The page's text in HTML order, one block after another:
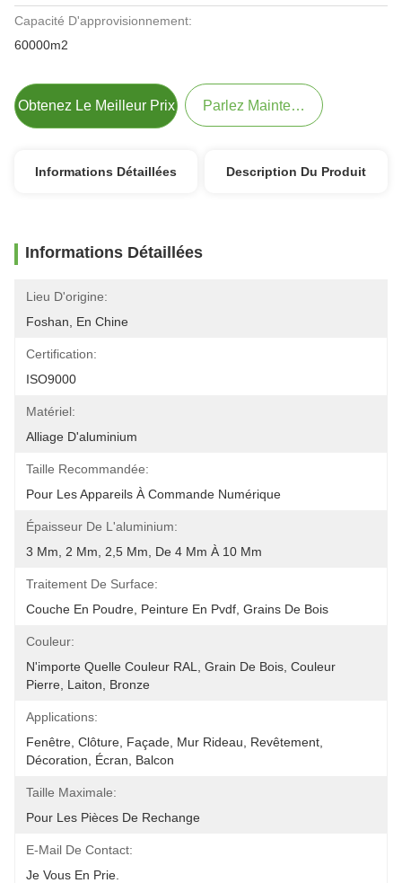
Capacité D'approvisionnement:
60000m2
Obtenez Le Meilleur Prix Parlez Maintenant.
Informations Détaillées Description Du Produit
Informations Détaillées
Lieu D'origine:
Foshan, En Chine
Certification:
ISO9000
Matériel:
Alliage D'aluminium
Taille Recommandée:
Pour Les Appareils À Commande Numérique
Épaisseur De L'aluminium:
3 Mm, 2 Mm, 2,5 Mm, De 4 Mm À 10 Mm
Traitement De Surface:
Couche En Poudre, Peinture En Pvdf, Grains De Bois
Couleur:
N'importe Quelle Couleur RAL, Grain De Bois, Couleur
Pierre, Laiton, Bronze
Applications:
Fenêtre, Clôture, Façade, Mur Rideau, Revêtement,
Décoration, Écran, Balcon
Taille Maximale:
Pour Les Pièces De Rechange
E-Mail De Contact:
Je Vous En Prie.